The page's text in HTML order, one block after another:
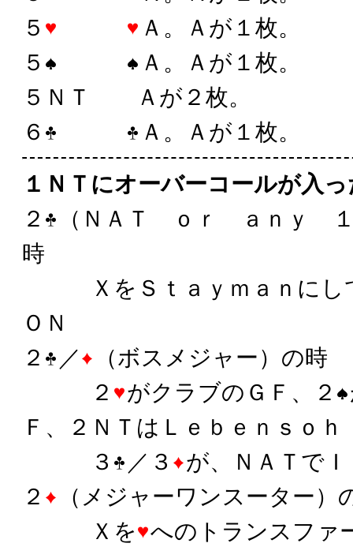
５
Ａ。Ａが１枚。
５
Ａ。Ａが１枚。
５ＮＴ Ａが２枚。
６
Ａ。Ａが１枚。
１ＮＴにオーバーコールが入
２
（ＮＡＴ ｏｒ ａｎｙ
時
ＸをＳｔａｙｍａｎにし
ＯＮ
２
／
（ボスメジャー）の時
２
がクラブのＧＦ、２
Ｆ、２ＮＴはＬｅｂｅｎｓｏｈ
３
／３
が、ＮＡＴでＩ
２
（メジャーワンスーター）
Ｘを
へのトランスファ